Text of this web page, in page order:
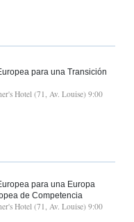
para una Transición
Hotel (71, Av. Louise) 9:00
para una Europa
de Competencia
Hotel (71, Av. Louise) 9:00